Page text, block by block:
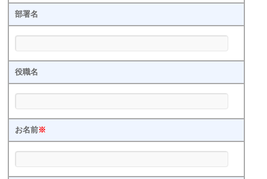
部署名
役職名
お名前※